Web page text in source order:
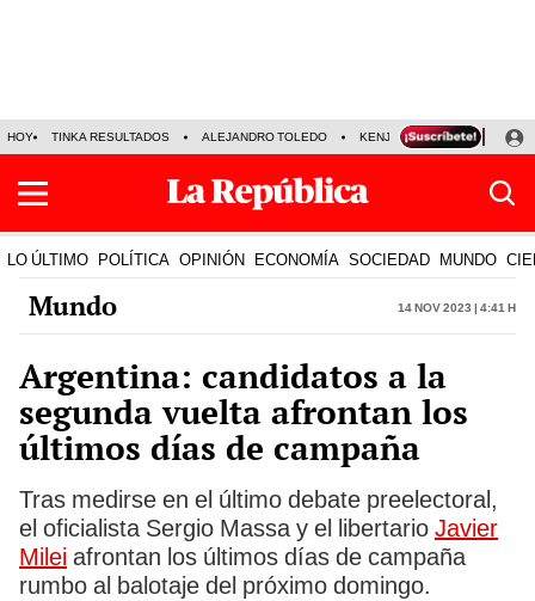
HOY TINKA RESULTADOS ALEJANDRO TOLEDO KENJI FUJIMORI
LO ÚLTIMO POLÍTICA OPINIÓN ECONOMÍA SOCIEDAD MUNDO
Mundo 14 Nov 2023 | 4:41 h
Argentina: candidatos a la
segunda vuelta afrontan los
últimos días de campaña
Tras medirse en el último debate preelectoral,
el oficialista Sergio Massa y el libertario Javier
Milei afrontan los últimos días de campaña
rumbo al balotaje del próximo domingo.